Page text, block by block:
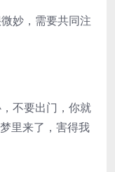
妙，需要共同注
不要出门，你就
里来了，害得我